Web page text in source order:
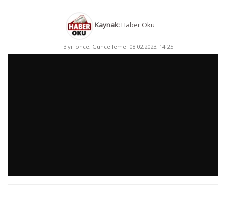
Kaynak:Haber Oku
3 yıl önce, Güncelleme: 08.02.2023, 14:25